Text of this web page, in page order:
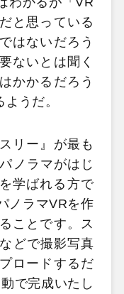
と思っている
はないだろう
ないとは聞く
かかるだろう
うだ。
リー』が最も
ノラマがはじ
学ばれる方で
ノラマVRを作
ことです。ス
どで撮影写真
ロードするだ
で完成いたし